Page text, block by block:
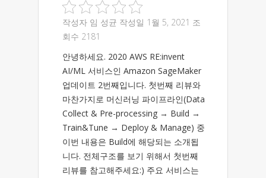
작성자 임 성균 작성일 1월 5, 2021 조
회수 2181
안녕하세요. 2020 AWS RE:invent
AI/ML 서비스인 Amazon SageMaker
업데이트 2번째입니다. 첫번째 리뷰와
마찬가지로 머신러닝 파이프라인(Data
Collect & Pre-processing → Build →
Train&Tune → Deploy & Manage) 중
이번 내용은 Build에 해당되는 소개됩
니다. 전체구조를 보기 위해서 첫번째
리뷰를 참고해주세요:) 주요 서비스는